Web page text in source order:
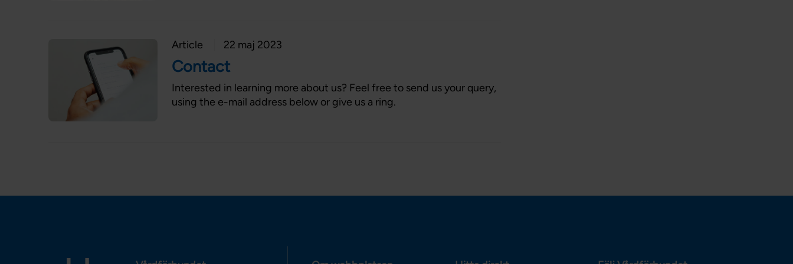
Article 22 maj 2023
Contact
Interested in learning more about us? Feel free to send us your query,
using the e-mail address below or give us a ring.